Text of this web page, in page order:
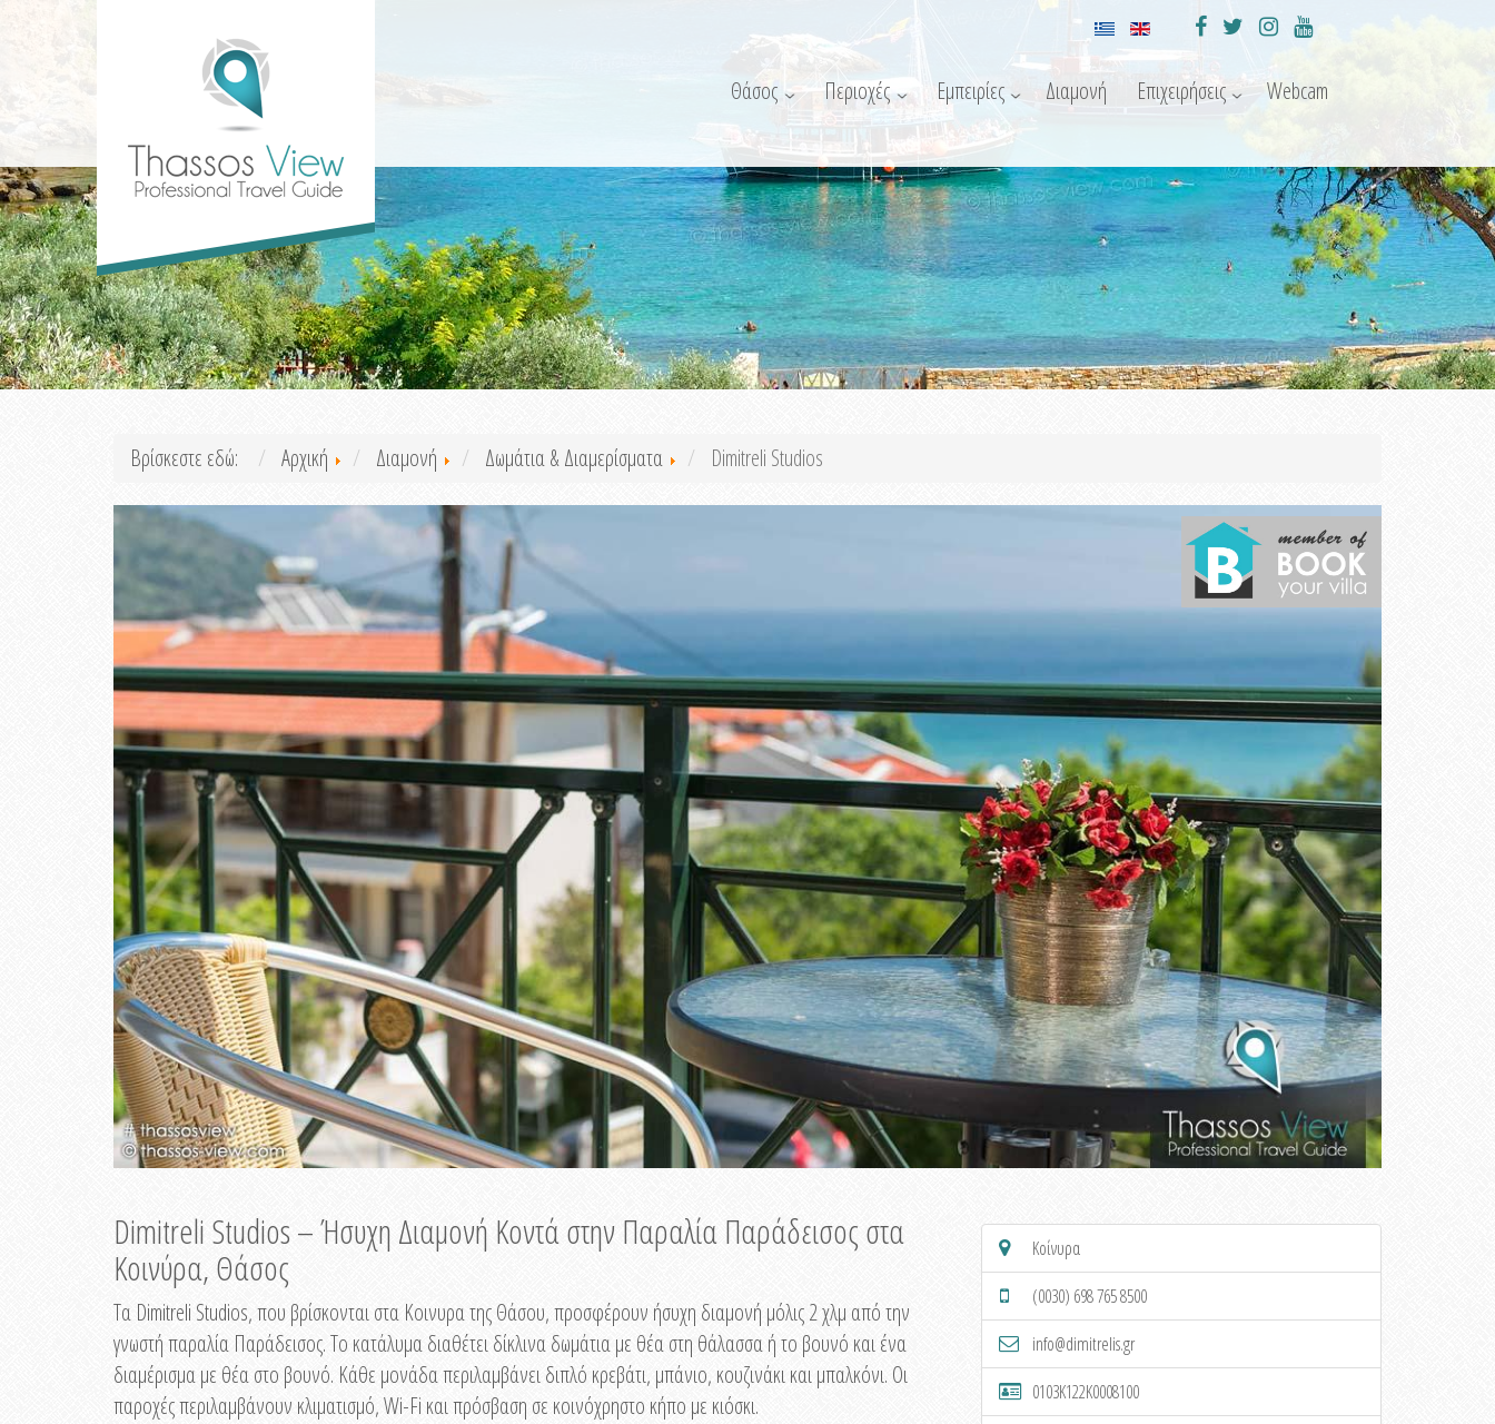
Θάσος Περιοχές Εμπειρίες Διαμονή Επιχειρήσεις Webcam
Βρίσκεστε εδώ: Αρχική Διαμονή Δωμάτια & Διαμερίσματα Dimitreli Studios
Dimitreli Studios – Ήσυχη Διαμονή Κοντά στην Παραλία Παράδεισος στα
Κοινύρα, Θάσος
Τα Dimitreli Studios, που βρίσκονται στα Κοινυρα της Θάσου, προσφέρουν ήσυχη διαμονή μόλις 2 χλμ από την
γνωστή παραλία Παράδεισος. Το κατάλυμα διαθέτει δίκλινα δωμάτια με θέα στη θάλασσα ή το βουνό και ένα
διαμέρισμα με θέα στο βουνό. Κάθε μονάδα περιλαμβάνει διπλό κρεβάτι, μπάνιο, κουζινάκι και μπαλκόνι. Οι
παροχές περιλαμβάνουν κλιματισμό, Wi-Fi και πρόσβαση σε κοινόχρηστο κήπο με κιόσκι.
Κοίνυρα
(0030) 698 765 8500
info@dimitrelis.gr
0103K122K0008100